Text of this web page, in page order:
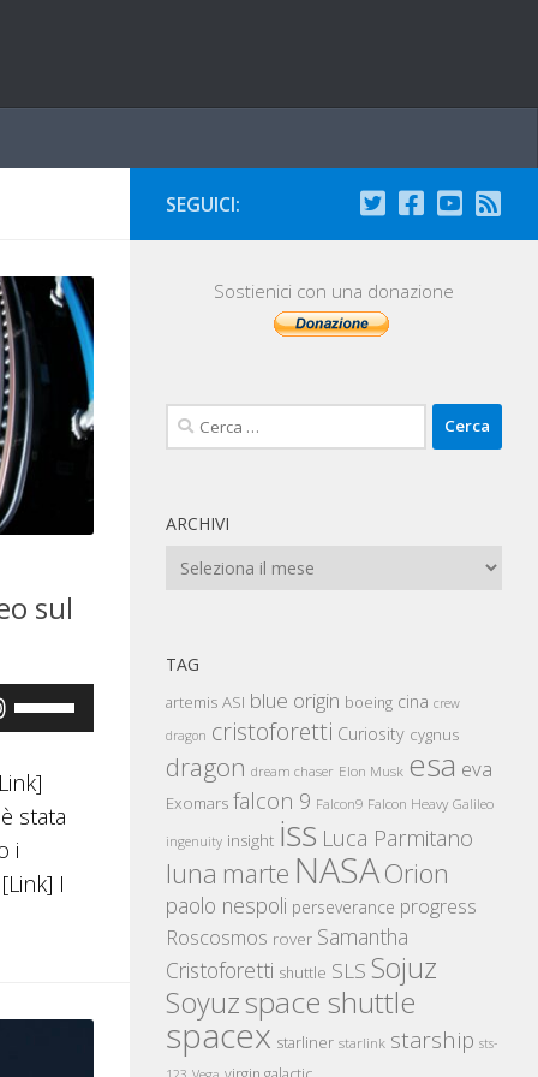
sul
Usa
i
freccia
aumentare
stata
i
I
SEGUICI:
Sostienici con una donazione
Ricerca
per:
ARCHIVI
Archivi
TAG
artemis ASI blue origin boeing cina crew
dragon cristoforetti Curiosity cygnus
dragon dream chaser Elon Musk esa eva
Exomars falcon 9 Falcon9 Falcon Heavy Galileo
ingenuity insight iss Luca Parmitano
luna marte NASAOrion
paolo nespoli perseverance progress
Roscosmos rover Samantha
Cristoforetti shuttle SLS Sojuz
Soyuzspace shuttle
spacex starliner starlink starship sts-